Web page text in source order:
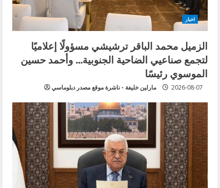
i
n
g
اخبار
الزميل محمد الباقر ترشيشي مسؤولًا إعلاميًا
لتجمع صناعيي الضاحية الجنوبية… وأحمد حسين
الموسوي رئيسًا
مارلين خليفة - ناشرة موقع مصدر دبلوماسي 2026-08-07